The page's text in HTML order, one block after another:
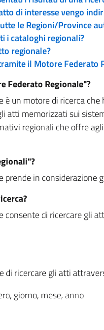
di interesse vengo
le Regioni/Province
i cataloghi regionali?
regionale?
il Motore Federato
Federato Regionale"?
è un motore di ricerca
atti memorizzati sui
regionali che offre
prende in considerazione
consente di ricercare gli
di ricercare gli atti
giorno, mese, anno